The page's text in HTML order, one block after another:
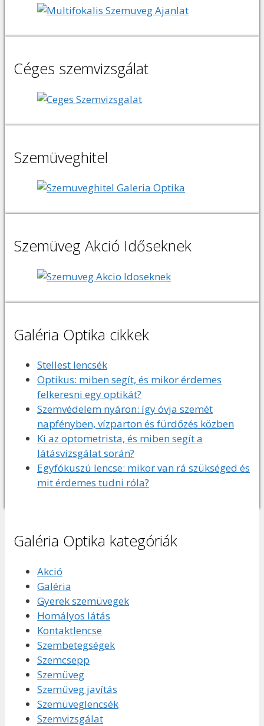
Céges szemvizsgálat
Szemüveghitel
Szemüveg Akció Időseknek
Galéria Optika cikkek
Stellest lencsék
Optikus: miben segít, és mikor érdemes
felkeresni egy optikát?
Szemvédelem nyáron: így óvja szemét
napfényben, vízparton és fürdőzés közben
Ki az optometrista, és miben segít a
látásvizsgálat során?
Egyfókuszú lencse: mikor van rá szükséged és
mit érdemes tudni róla?
Galéria Optika kategóriák
Akció
Galéria
Gyerek szemüvegek
Homályos látás
Kontaktlencse
Szembetegségek
Szemcsepp
Szemüveg
Szemüveg javítás
Szemüveglencsék
Szemvizsgálat